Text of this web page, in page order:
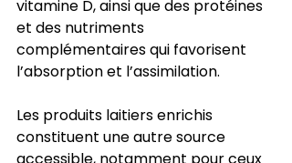
vitamine D, ainsi que des protéines
et des nutriments
complémentaires qui favorisent
l’absorption et l’assimilation.
Les produits laitiers enrichis
constituent une autre source
accessible, notamment pour ceux